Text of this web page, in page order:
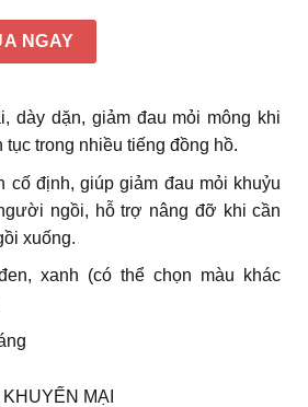
NGAY
dày dặn, giảm đau mỏi mông khi
tục trong nhiều tiếng đồng hồ.
cố định, giúp giảm đau mỏi khuỷu
ngồi, hỗ trợ nâng đỡ khi cần
xuống.
xanh (có thể chọn màu khác
MẠI